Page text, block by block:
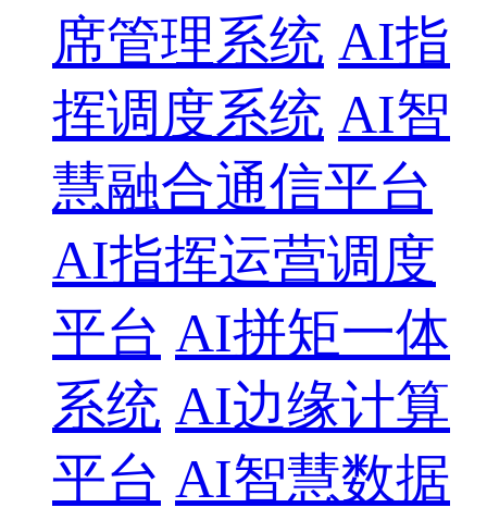
席管理系统 AI指
挥调度系统 AI智
慧融合通信平台
AI指挥运营调度
平台 AI拼矩一体
系统 AI边缘计算
平台 AI智慧数据